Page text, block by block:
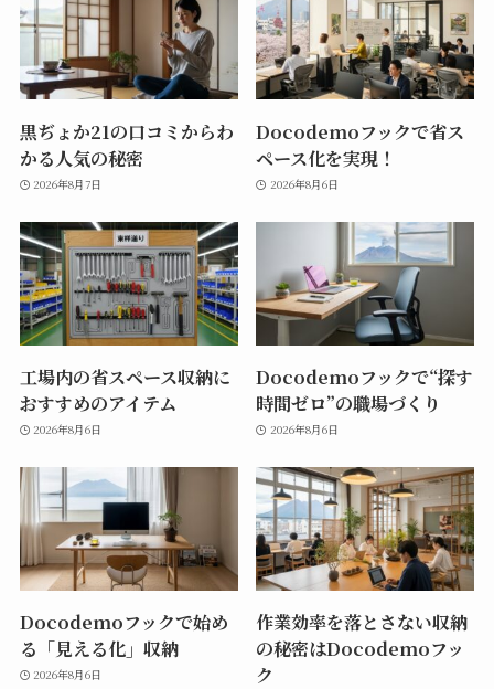
黒ぢょか21の口コミからわ
かる人気の秘密
2026年8月7日
Docodemoフックで省ス
ペース化を実現！
2026年8月6日
工場内の省スペース収納に
おすすめのアイテム
2026年8月6日
Docodemoフックで“探す
時間ゼロ”の職場づくり
2026年8月6日
Docodemoフックで始め
る「見える化」収納
2026年8月6日
作業効率を落とさない収納
の秘密はDocodemoフッ
ク